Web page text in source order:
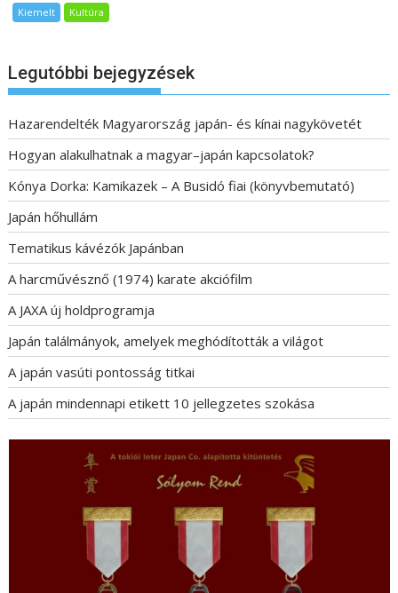
Kiemelt Kultúra
Legutóbbi bejegyzések
Hazarendelték Magyarország japán- és kínai nagykövetét
Hogyan alakulhatnak a magyar–japán kapcsolatok?
Kónya Dorka: Kamikazek – A Busidó fiai (könyvbemutató)
Japán hőhullám
Tematikus kávézók Japánban
A harcművésznő (1974) karate akciófilm
A JAXA új holdprogramja
Japán találmányok, amelyek meghódították a világot
A japán vasúti pontosság titkai
A japán mindennapi etikett 10 jellegzetes szokása